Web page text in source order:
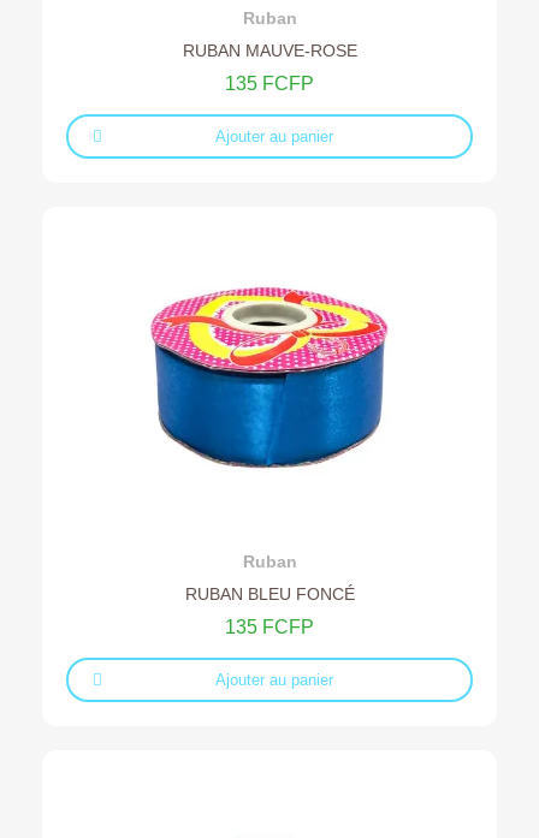
Ajouter au devis
Ruban
RUBAN MAUVE-ROSE
135 FCFP
Ajouter au panier
Ajouter au devis
Ruban
RUBAN BLEU FONCÉ
135 FCFP
Ajouter au panier